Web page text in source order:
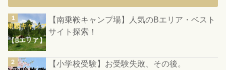
【南乗鞍キャンプ場】人気のBエリア・ベスト
サイト探索！
【小学校受験】お受験失敗、その後。